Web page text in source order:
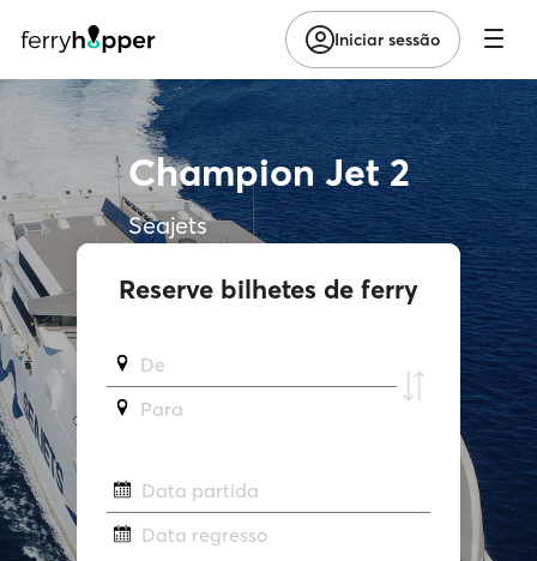
Iniciar sessão
Champion Jet 2
Seajets
Reserve bilhetes de ferry
De
Para
Data partida
Data regresso